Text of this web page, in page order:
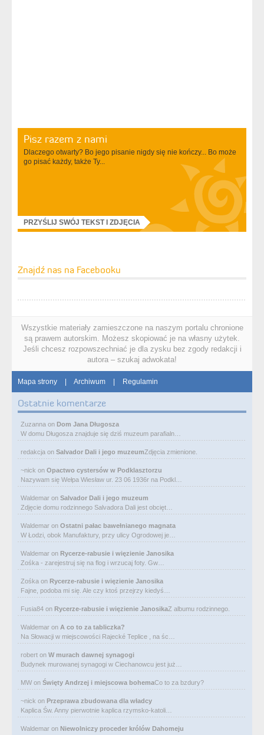
Pisz razem z nami
Dlaczego otwarty? Bo jego pisanie nigdy się nie kończy... Bo może
go pisać każdy, także Ty...
PRZYŚLIJ SWÓJ TEKST I ZDJĘCIA
Znajdź nas na Facebooku
Wszystkie materiały zamieszczone na naszym portalu chronione
są prawem autorskim. Możesz skopiować je na własny użytek.
Jeśli chcesz rozpowszechniać je dla zysku bez zgody redakcji i
autora – szukaj adwokata!
Mapa strony | Archiwum | Regulamin
Ostatnie komentarze
Zuzanna on Dom Jana Długosza
W domu Długosza znajduje się dziś muzeum parafialn…
redakcja on Salvador Dali i jego muzeumZdjęcia zmienione.
~nick on Opactwo cystersów w Podklasztorzu
Nazywam się Wełpa Wiesław ur. 23 06 1936r na Podkl…
Waldemar on Salvador Dali i jego muzeum
Zdjęcie domu rodzinnego Salvadora Dali jest obcięt…
Waldemar on Ostatni pałac bawełnianego magnata
W Łodzi, obok Manufaktury, przy ulicy Ogrodowej je…
Waldemar on Rycerze-rabusie i więzienie Janosika
Zośka - zarejestruj się na flog i wrzucaj foty. Gw…
Zośka on Rycerze-rabusie i więzienie Janosika
Fajne, podoba mi się. Ale czy ktoś przejrzy kiedyś…
Fusia84 on Rycerze-rabusie i więzienie JanosikaZ albumu rodzinnego.
Waldemar on A co to za tabliczka?
Na Słowacji w miejscowości Rajecké Teplice , na śc…
robert on W murach dawnej synagogi
Budynek murowanej synagogi w Ciechanowcu jest już…
MW on Święty Andrzej i miejscowa bohemaCo to za bzdury?
~nick on Przeprawa zbudowana dla władcy
Kaplica Św. Anny pierwotnie kaplica rzymsko-katoli…
Waldemar on Niewolniczy proceder królów Dahomeju